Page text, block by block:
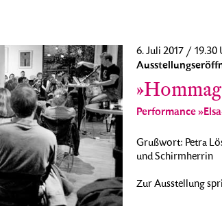
6. Juli 2017 /
Performance
Grußwort: Petra
und Schirmherrin
Zur Ausstellung